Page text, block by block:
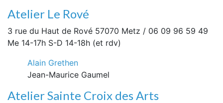
Atelier Le Rové
3 rue du Haut de Rové 57070 Metz / 06 09 96 59 49
Me 14-17h S-D 14-18h (et rdv)
Alain Grethen
Jean-Maurice Gaumel
Atelier Sainte Croix des Arts